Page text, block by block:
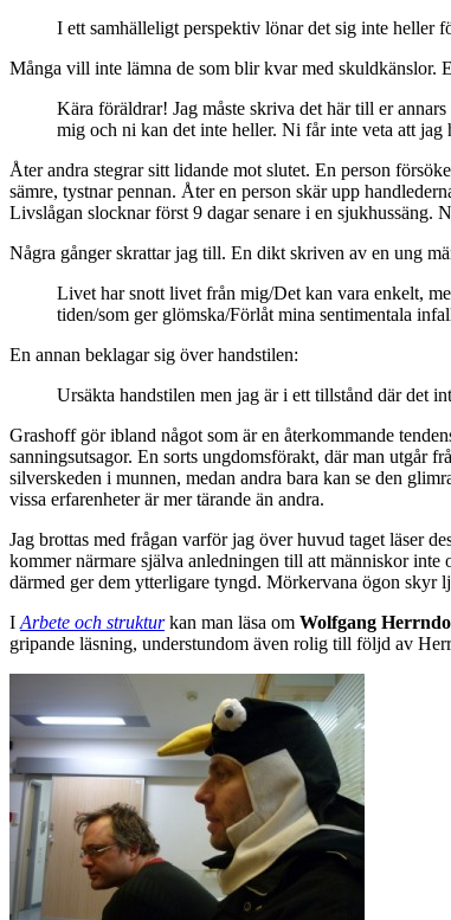
I ett samhälleligt perspektiv lönar det sig inte heller
Många vill inte lämna de som blir kvar med skuldkänslor.
Kära föräldrar! Jag måste skriva det här till er
mig och ni kan det inte heller. Ni får inte veta att jag
Åter andra stegrar sitt lidande mot slutet. En person
sämre, tystnar pennan. Åter en person skär upp
Livslågan slocknar först 9 dagar senare i en sjukhussäng.
Några gånger skrattar jag till. En dikt skriven av en ung
Livet har snott livet från mig/Det kan vara enkelt,
tiden/som ger glömska/Förlåt mina sentimentala
En annan beklagar sig över handstilen:
Ursäkta handstilen men jag är i ett tillstånd där det
Grashoff gör ibland något som är en återkommande
sanningsutsagor. En sorts ungdomsförakt, där man utgår
silverskeden i munnen, medan andra bara kan se den
vissa erfarenheter är mer tärande än andra.
Jag brottas med frågan varför jag över huvud taget läser
kommer närmare själva anledningen till att människor inte
därmed ger dem ytterligare tyngd. Mörkervana ögon skyr
I Arbete och strukturkan man läsa om Wolfgang
gripande läsning, understundom även rolig till följd av